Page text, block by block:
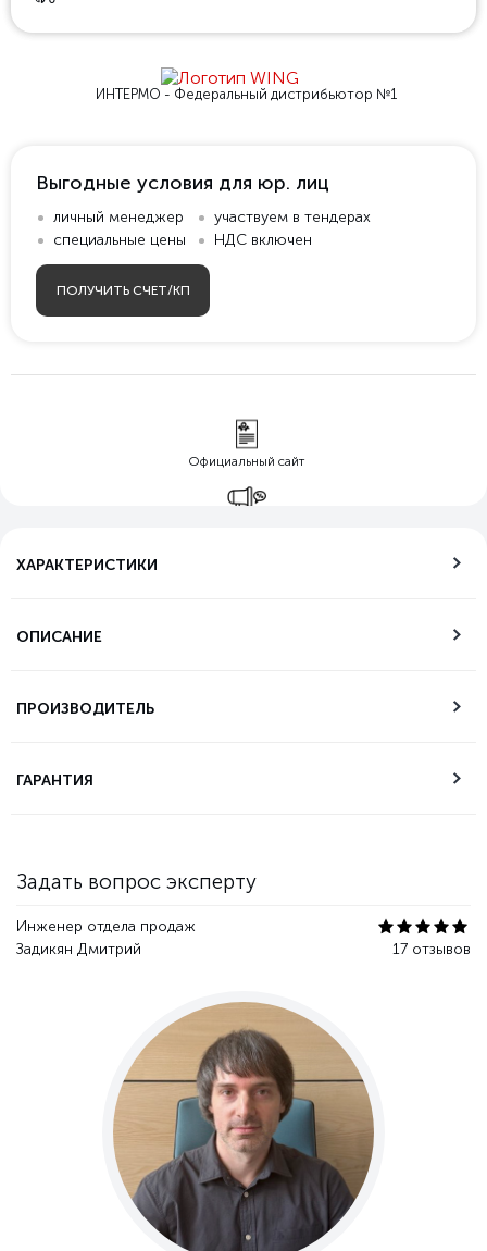
ИНТЕРМО - Федеральный дистрибьютор №1
Выгодные условия для юр. лиц
личный менеджер
специальные цены
участвуем в тендерах
НДС включен
ПОЛУЧИТЬ СЧЕТ/КП
Официальный сайт
Задать вопрос эксперту
Инженер отдела продаж
Задикян Дмитрий
17 отзывов
ХАРАКТЕРИСТИКИ
ОПИСАНИЕ
ПРОИЗВОДИТЕЛЬ
ГАРАНТИЯ